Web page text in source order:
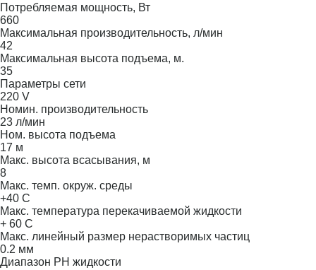
Потребляемая мощность, Вт
660
Максимальная производительность, л/мин
42
Максимальная высота подъема, м.
35
Параметры сети
220 V
Номин. производительность
23 л/мин
Ном. высота подъема
17 м
Макс. высота всасывания, м
8
Макс. темп. окруж. среды
+40 С
Макс. температура перекачиваемой жидкости
+ 60 С
Макс. линейный размер нерастворимых частиц
0.2 мм
Диапазон PH жидкости